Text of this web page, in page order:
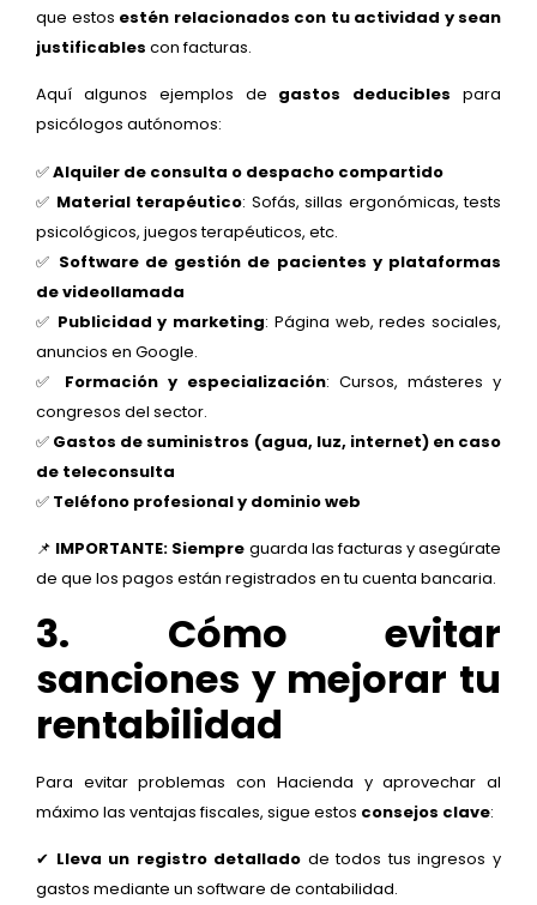
que estos estén relacionados con tu actividad y sean
justificables con facturas.
Aquí algunos ejemplos de gastos deducibles para
psicólogos autónomos:
✅Alquiler de consulta o despacho compartido
✅ Material terapéutico: Sofás, sillas ergonómicas, tests
psicológicos, juegos terapéuticos, etc.
✅ Software de gestión de pacientes y plataformas
de videollamada
✅ Publicidad y marketing: Página web, redes sociales,
anuncios en Google.
✅ Formación y especialización: Cursos, másteres y
congresos del sector.
✅ Gastos de suministros (agua, luz, internet) en caso
de teleconsulta
✅ Teléfono profesional y dominio web
📌 IMPORTANTE: Siempre guarda las facturas y asegúrate
de que los pagos están registrados en tu cuenta bancaria.
3. Cómo evitar
sanciones y mejorar tu
rentabilidad
Para evitar problemas con Hacienda y aprovechar al
máximo las ventajas fiscales, sigue estos consejos clave:
✔ Lleva un registro detallado de todos tus ingresos y
gastos mediante un software de contabilidad.